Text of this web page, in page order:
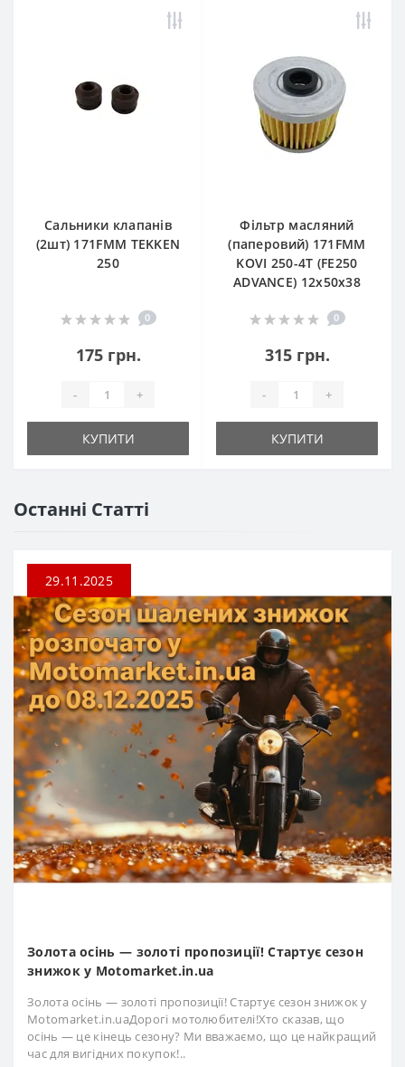
Сальники клапанів
(2шт) 171FMM TEKKEN
250
0
175 грн.
- +
КУПИТИ
Фільтр масляний
(паперовий) 171FMM
KOVI 250-4T (FE250
ADVANCE) 12х50х38
0
315 грн.
- +
КУПИТИ
Останні Статті
29.11.2025
Золота осінь — золоті пропозиції! Стартує сезон
знижок у Motomarket.in.ua
Золота осінь — золоті пропозиції! Стартує сезон знижок у
Motomarket.in.uaДорогі мотолюбителі!Хто сказав, що
осінь — це кінець сезону? Ми вважаємо, що це найкращий
час для вигідних покупок!..